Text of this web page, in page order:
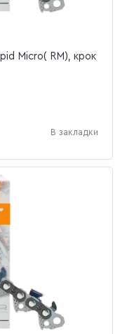
Micro( RM), крок
В закладки